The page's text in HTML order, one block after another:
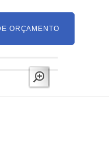
ORÇAMENTO